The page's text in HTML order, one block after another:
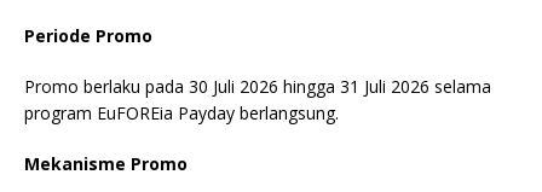
Periode Promo
Promo berlaku pada 30 Juli 2026 hingga 31 Juli 2026 selama
program EuFOREia Payday berlangsung.
Mekanisme Promo